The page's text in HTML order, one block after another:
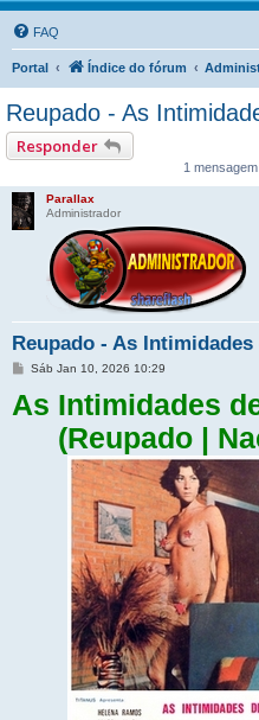
FAQ
Portal Índice do fórum
Reupado - As
Responder
1
Parallax
Administrador
Reupado - As
M
n
s
Sáb Jan 10, 2026 10:29
As Intimidades
(Reupado |